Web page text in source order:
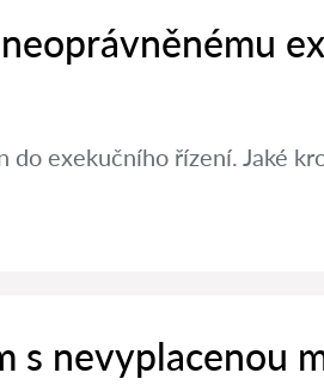
do exekučního řízení. Jaké
s nevyplacenou